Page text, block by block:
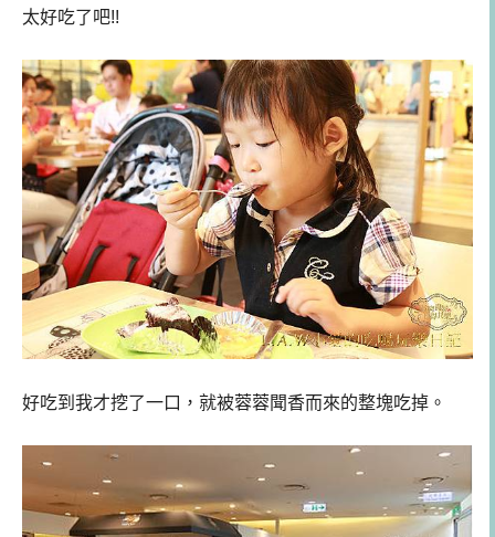
太好吃了吧!!
好吃到我才挖了一口，就被蓉蓉聞香而來的整塊吃掉。